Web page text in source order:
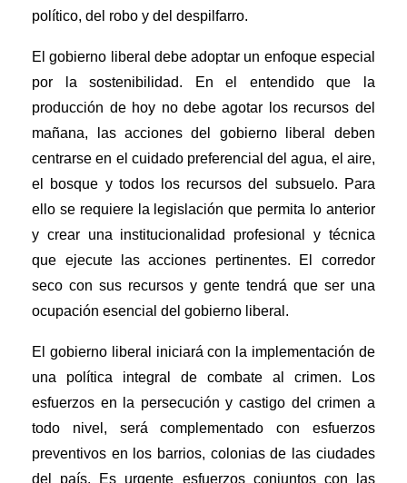
político, del robo y del despilfarro.
El gobierno liberal debe adoptar un enfoque especial
por la sostenibilidad. En el entendido que la
producción de hoy no debe agotar los recursos del
mañana, las acciones del gobierno liberal deben
centrarse en el cuidado preferencial del agua, el aire,
el bosque y todos los recursos del subsuelo. Para
ello se requiere la legislación que permita lo anterior
y crear una institucionalidad profesional y técnica
que ejecute las acciones pertinentes. El corredor
seco con sus recursos y gente tendrá que ser una
ocupación esencial del gobierno liberal.
El gobierno liberal iniciará con la implementación de
una política integral de combate al crimen. Los
esfuerzos en la persecución y castigo del crimen a
todo nivel, será complementado con esfuerzos
preventivos en los barrios, colonias de las ciudades
del país. Es urgente esfuerzos conjuntos con las